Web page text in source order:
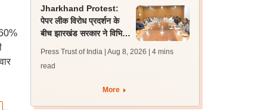
Jharkhand Protest:
पेपर लीक विरोध प्रदर्शन के
बीच झारखंड सरकार ने विभिन्न
Press Trust of India | Aug 8, 2026
| 4 mins
read
More